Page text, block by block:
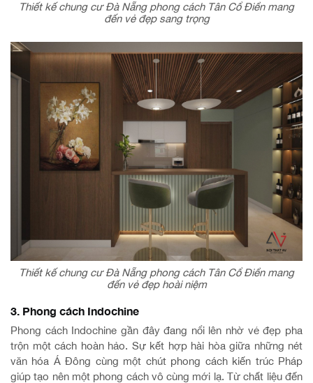
Thiết kế chung cư Đà Nẵng phong cách Tân Cổ Điển mang
đến vẻ đẹp sang trọng
Thiết kế chung cư Đà Nẵng phong cách Tân Cổ Điển mang
đến vẻ đẹp hoài niệm
3. Phong cách Indochine
Phong cách Indochine gần đây đang nổi lên nhờ vẻ đẹp pha
trộn một cách hoàn hảo. Sự kết hợp hài hòa giữa những nét
văn hóa Á Đông cùng một chút phong cách kiến trúc Pháp
giúp tạo nên một phong cách vô cùng mới lạ. Từ chất liệu đến